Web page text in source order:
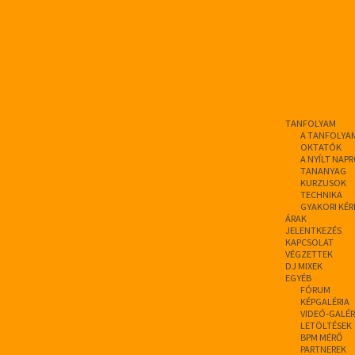
TANFOLYAM
A
OKTATÓK
A NYÍLT
TANANYAG
KURZUSOK
TECHNIKA
GYAKORI
ÁRAK
JELENTKEZÉS
KAPCSOLAT
VÉGZETTEK
DJ MIXEK
EGYÉB
FÓRUM
KÉPGALÉRIA
VIDEÓ-
LETÖLTÉSEK
BPM MÉRŐ
PARTNEREK